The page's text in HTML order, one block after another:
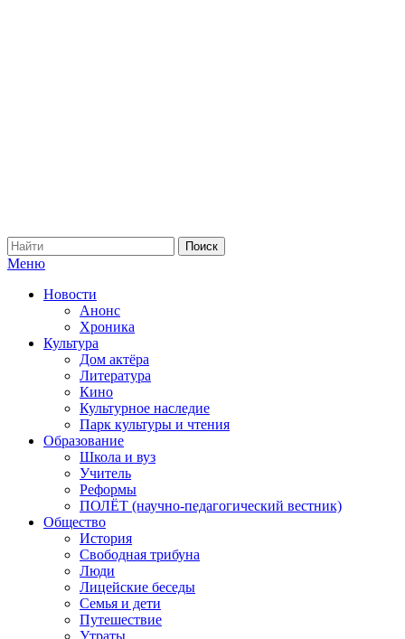
Меню
Новости
Анонс
Хроника
Культура
Дом актёра
Литература
Кино
Культурное наследие
Парк культуры и чтения
Образование
Школа и вуз
Учитель
Реформы
ПОЛЁТ (научно-педагогический вестник)
Общество
История
Свободная трибуна
Люди
Лицейские беседы
Семья и дети
Путешествие